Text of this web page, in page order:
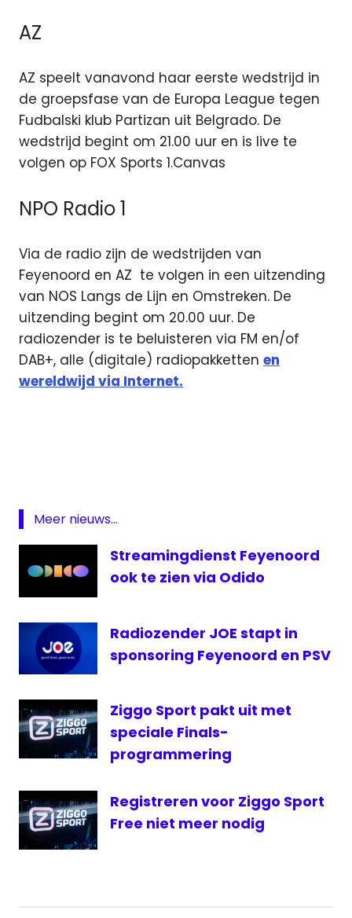
AZ
AZ speelt vanavond haar eerste wedstrijd in
de groepsfase van de Europa League tegen
Fudbalski klub Partizan uit Belgrado. De
wedstrijd begint om 21.00 uur en is live te
volgen op FOX Sports 1.Canvas
NPO Radio 1
Via de radio zijn de wedstrijden van
Feyenoord en AZ te volgen in een uitzending
van NOS Langs de Lijn en Omstreken. De
uitzending begint om 20.00 uur. De
radiozender is te beluisteren via FM en/of
DAB+, alle (digitale) radiopakketten en
wereldwijd via Internet.
live
Live
live
PSV
AZ
livestream
Feyenoord
Livestream
PSV
PSV
live
Meer nieuws...
Streamingdienst Feyenoord
ook te zien via Odido
Radiozender JOE stapt in
sponsoring Feyenoord en PSV
Ziggo Sport pakt uit met
speciale Finals-
programmering
Registreren voor Ziggo Sport
Free niet meer nodig